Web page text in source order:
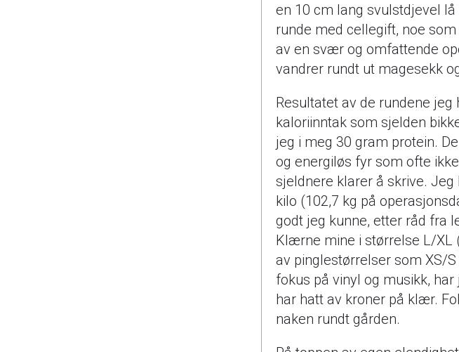
en 10 cm lang svulstdjevel
runde med cellegift, noe
av en svær og omfattende
vandrer rundt ut magesekk
Resultatet av de rundene
kaloriinntak som sjelden
jeg i meg 30 gram protein.
og energiløs fyr som ofte
sjeldnere klarer å skrive.
kilo (102,7 kg på
godt jeg kunne, etter råd fra
Klærne mine i størrelse L/XL
av pinglestørrelser som XS/
fokus på vinyl og musikk,
har hatt av kroner på klær.
naken rundt gården.